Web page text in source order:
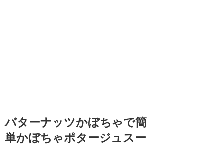
バターナッツかぼちゃで簡
単かぼちゃポタージュスー